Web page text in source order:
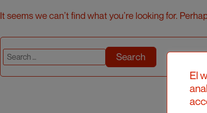
It seems we can’t find what you’re looking for.
Search
for:
El